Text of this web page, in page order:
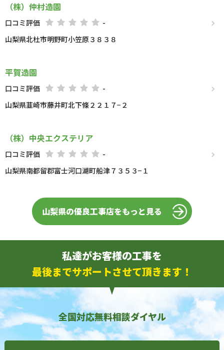
（株）仲村造園
口コミ評価
-
山梨県北杜市明野町小笠原３８３８
平賀造園
口コミ評価
-
山梨県韮崎市藤井町北下條２２１７−２
（株）中央エクステリア
口コミ評価
-
山梨県南都留郡富士河口湖町船津７３５３−１
山梨県の優良工事店をもっと見る
私達がお客様の工事を
最後までサポートさせて頂きます！
全国対応無料相談ダイヤル